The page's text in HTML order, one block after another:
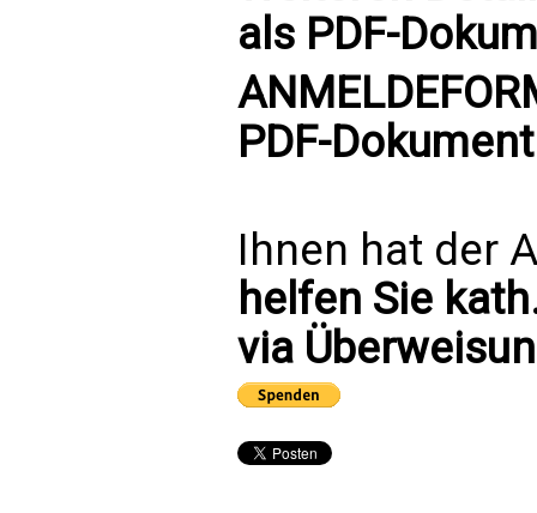
als PDF-
PDF-Dokument
Ihnen hat der
helfen Sie
via